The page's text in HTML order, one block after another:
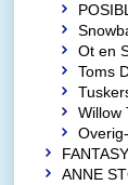
Ot en
Toms
Willow
ANNE